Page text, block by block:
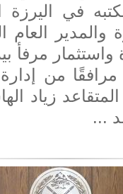
في اليرزة
والمدير العام
واستثمار مرفأ
مرافقًا من
زياد
...